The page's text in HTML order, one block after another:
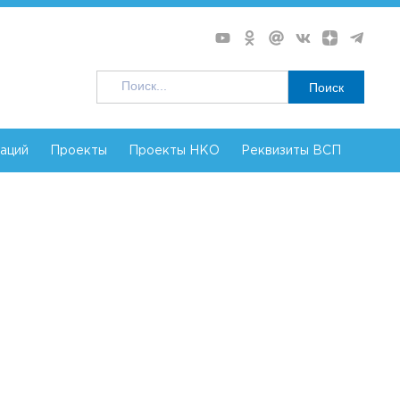
Поиск
Проекты Проекты НКО Реквизиты ВСП